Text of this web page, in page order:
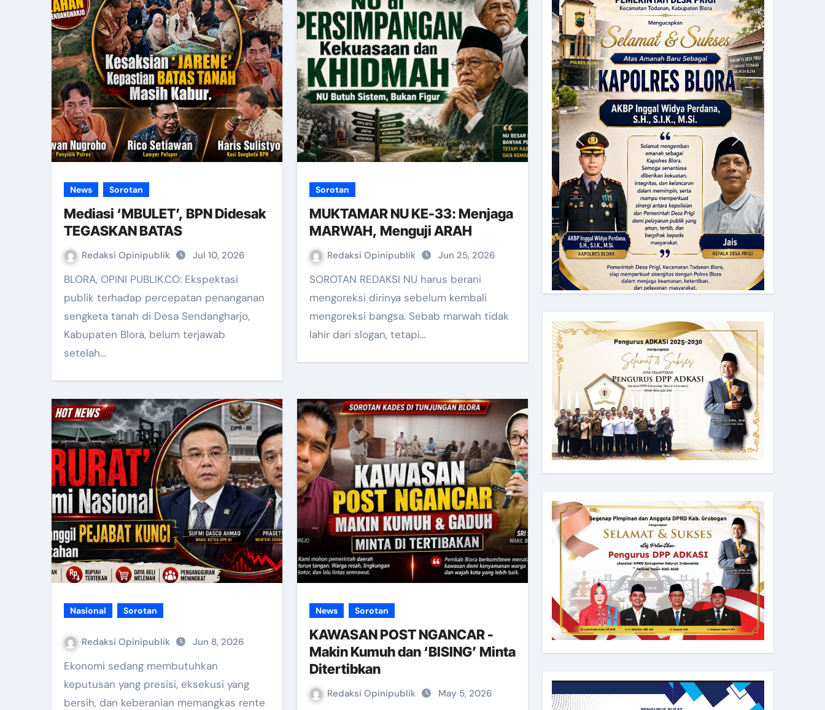
News Sorotan
Mediasi ‘MBULET’, BPN Didesak
TEGASKAN BATAS
Redaksi Opinipublik Jul 10, 2026
BLORA, OPINI PUBLIK.CO: Ekspektasi
publik terhadap percepatan penanganan
sengketa tanah di Desa Sendangharjo,
Kabupaten Blora, belum terjawab
setelah…
Sorotan
MUKTAMAR NU KE-33: Menjaga
MARWAH, Menguji ARAH
Redaksi Opinipublik Jun 25, 2026
SOROTAN REDAKSI NU harus berani
mengoreksi dirinya sebelum kembali
mengoreksi bangsa. Sebab marwah tidak
lahir dari slogan, tetapi…
Nasional Sorotan
Redaksi Opinipublik Jun 8, 2026
Ekonomi sedang membutuhkan
keputusan yang presisi, eksekusi yang
bersih, dan keberanian memangkas rente
News Sorotan
KAWASAN POST NGANCAR -
Makin Kumuh dan ‘BISING’ Minta
Ditertibkan
Redaksi Opinipublik May 5, 2026